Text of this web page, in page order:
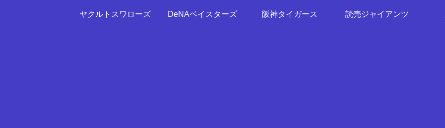
ヤクルトスワローズ DeNAベイスターズ 阪神タイガース 読売ジャイアンツ